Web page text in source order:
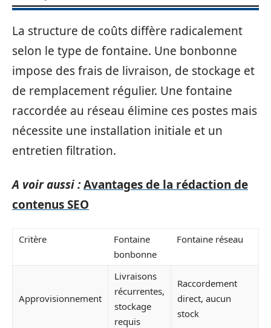
La structure de coûts diffère radicalement
selon le type de fontaine. Une bonbonne
impose des frais de livraison, de stockage et
de remplacement régulier. Une fontaine
raccordée au réseau élimine ces postes mais
nécessite une installation initiale et un
entretien filtration.
A voir aussi :Avantages de la rédaction de
contenus SEO
Critère
Fontaine
bonbonne
Fontaine réseau
Approvisionnement
Livraisons
récurrentes,
stockage
requis
Raccordement
direct, aucun
stock